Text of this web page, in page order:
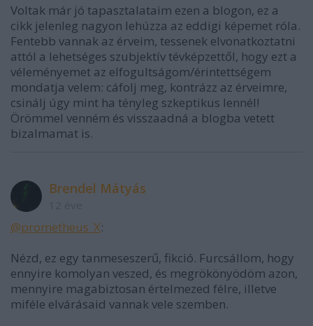
Voltak már jó tapasztalataim ezen a blogon, ez a
cikk jelenleg nagyon lehúzza az eddigi képemet róla.
Fentebb vannak az érveim, tessenek elvonatkoztatni
attól a lehetséges szubjektív tévképzettől, hogy ezt a
véleményemet az elfogultságom/érintettségem
mondatja velem: cáfolj meg, kontrázz az érveimre,
csinálj úgy mint ha tényleg szkeptikus lennél!
Örömmel venném és visszaadná a blogba vetett
bizalmamat is.
Brendel Mátyás
@prometheus_X:
Nézd, ez egy tanmeseszerű, fikció. Furcsállom, hogy
ennyire komolyan veszed, és megrökönyödöm azon,
mennyire magabiztosan értelmezed félre, illetve
miféle elvárásaid vannak vele szemben.